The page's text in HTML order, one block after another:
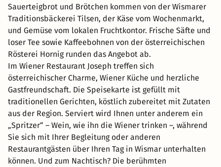
Sauerteigbrot und Brötchen kommen von der Wismarer
Traditionsbäckerei Tilsen, der Käse vom Wochenmarkt,
und Gemüse vom lokalen Fruchtkontor. Frische Säfte und
loser Tee sowie Kaffeebohnen von der österreichischen
Rösterei Hornig runden das Angebot ab.
Im Wiener Restaurant Joseph treffen sich
österreichischer Charme, Wiener Küche und herzliche
Gastfreundschaft. Die Speisekarte ist gefüllt mit
traditionellen Gerichten, köstlich zubereitet mit Zutaten
aus der Region. Serviert wird Ihnen unter anderem ein
„Spritzer“ – Wein, wie ihn die Wiener trinken –, während
Sie sich mit Ihrer Begleitung oder anderen
Restaurantgästen über Ihren Tag in Wismar unterhalten
können. Und zum Nachtisch? Die berühmten